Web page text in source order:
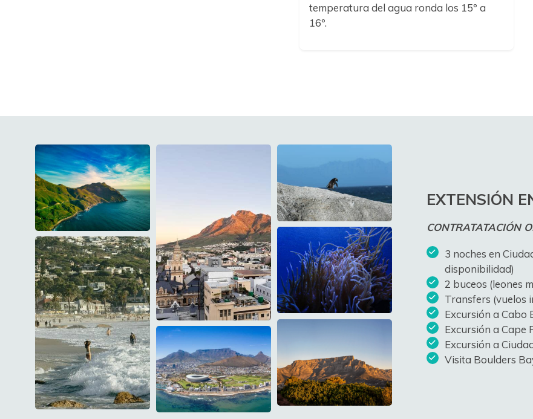
temperatura del agua ronda los 15º a
16º.
EXTENSIÓN
CONTRATATACIÓN
3 noches en
disponibilidad)
2 buceos (leones
Transfers (vuelos
Excursión a Cabo
Excursión a Cape
Excursión a
Visita Boulders